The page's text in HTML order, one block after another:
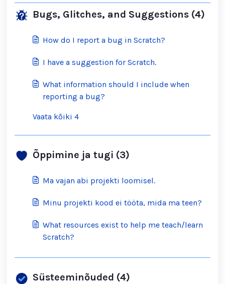
Bugs, Glitches, and Suggestions (4)
How do I report a bug in Scratch?
I have a suggestion for Scratch.
What information should I include when
reporting a bug?
Vaata kõiki 4
Õppimine ja tugi (3)
Ma vajan abi projekti loomisel.
Minu projekti kood ei tööta, mida ma teen?
What resources exist to help me teach/learn
Scratch?
Süsteeminõuded (4)